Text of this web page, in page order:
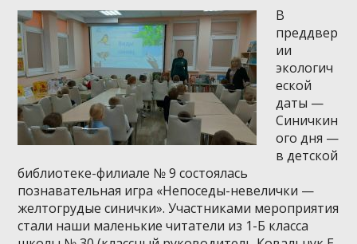
В
преддвер
ии
экологич
еской
даты —
Синичкин
ого дня —
в детской
библиотеке-филиале № 9 состоялась
познавательная игра «Непоседы-невелички —
желтогрудые синички». Участниками мероприятия
стали наши маленькие читатели из 1-Б класса